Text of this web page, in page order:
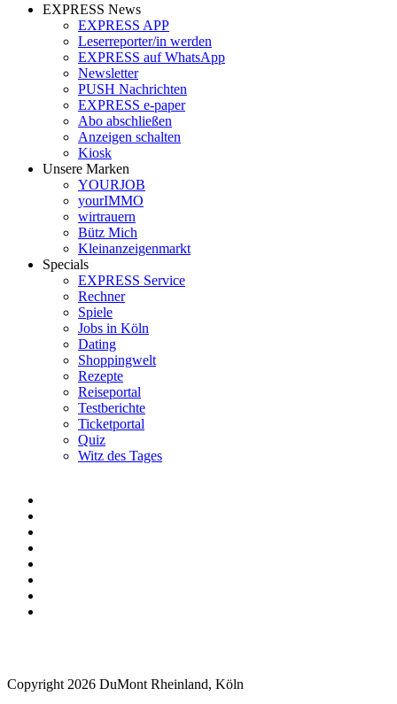
EXPRESS News
EXPRESS APP
Leserreporter/in werden
EXPRESS auf WhatsApp
Newsletter
PUSH Nachrichten
EXPRESS e-paper
Abo abschließen
Anzeigen schalten
Kiosk
Unsere Marken
YOURJOB
yourIMMO
wirtrauern
Bütz Mich
Kleinanzeigenmarkt
Specials
EXPRESS Service
Rechner
Spiele
Jobs in Köln
Dating
Shoppingwelt
Rezepte
Reiseportal
Testberichte
Ticketportal
Quiz
Witz des Tages
Copyright 2026 DuMont Rheinland, Köln